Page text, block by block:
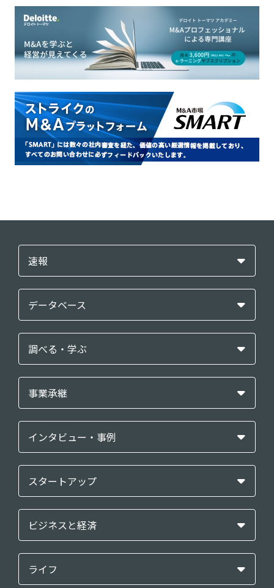
速報
データベース
調べる・学ぶ
事業承継
インタビュー・事例
スタートアップ
ビジネスと経済
ライフ